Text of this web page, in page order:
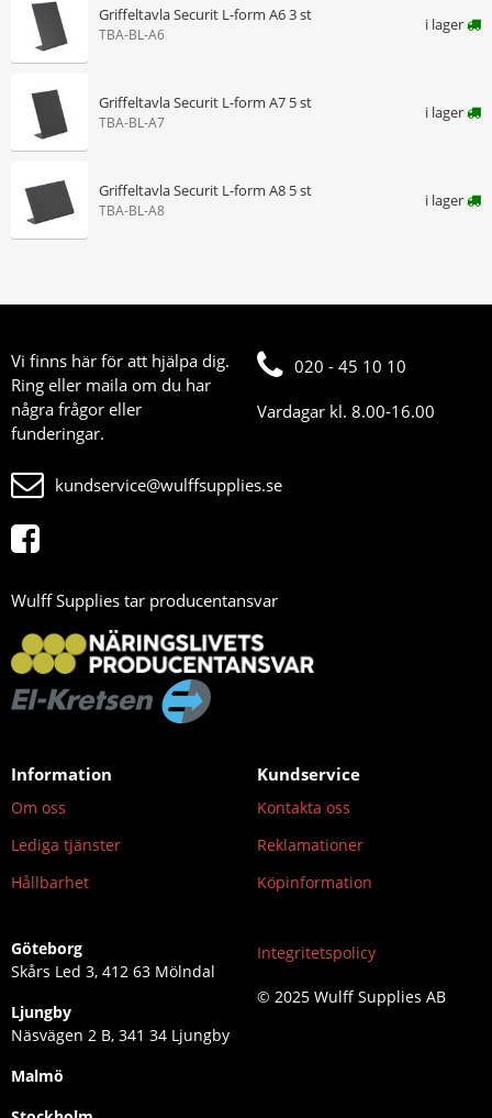
Griffeltavla Securit L-form A6 3 st
TBA-BL-A6
i lager
Griffeltavla Securit L-form A7 5 st
TBA-BL-A7
i lager
Griffeltavla Securit L-form A8 5 st
TBA-BL-A8
i lager
Vi finns här för att hjälpa dig.
Ring eller maila om du har
några frågor eller
funderingar.
020 - 45 10 10
Vardagar kl. 8.00-16.00
kundservice@wulffsupplies.se
Wulff Supplies tar producentansvar
Information
Om oss
Lediga tjänster
Hållbarhet
Kundservice
Kontakta oss
Reklamationer
Köpinformation
Göteborg
Skårs Led 3, 412 63 Mölndal
Ljungby
Näsvägen 2 B, 341 34 Ljungby
Malmö
Integritetspolicy
© 2025 Wulff Supplies AB